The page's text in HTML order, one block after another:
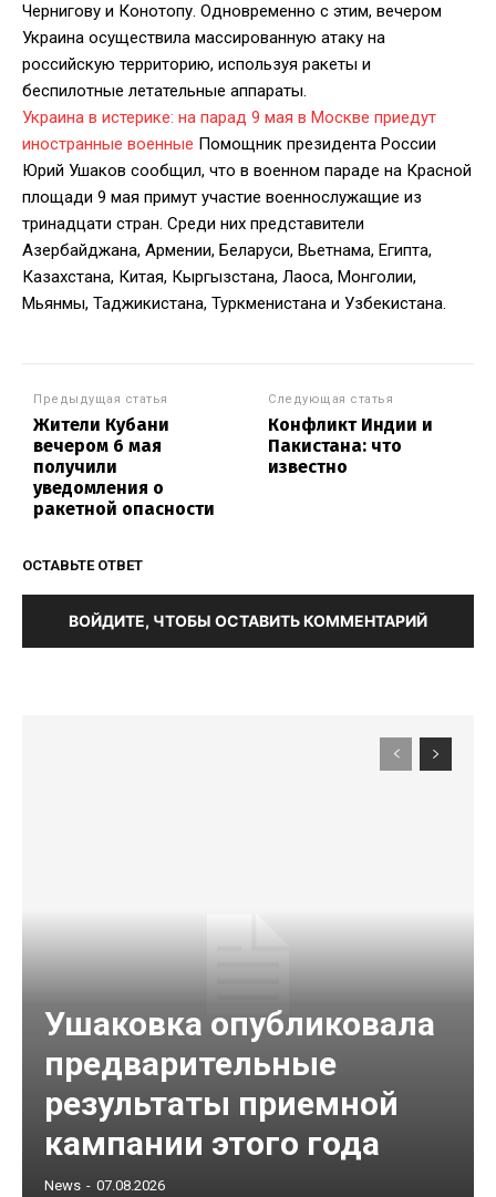
Чернигову и Конотопу. Одновременно с этим, вечером
Украина осуществила массированную атаку на
российскую территорию, используя ракеты и
беспилотные летательные аппараты.
Украина в истерике: на парад 9 мая в Москве приедут
иностранные военные Помощник президента России
Юрий Ушаков сообщил, что в военном параде на Красной
площади 9 мая примут участие военнослужащие из
тринадцати стран. Среди них представители
Азербайджана, Армении, Беларуси, Вьетнама, Египта,
Казахстана, Китая, Кыргызстана, Лаоса, Монголии,
Мьянмы, Таджикистана, Туркменистана и Узбекистана.
Предыдущая статья
Жители Кубани
вечером 6 мая
получили
уведомления о
ракетной опасности
Следующая статья
Конфликт Индии и
Пакистана: что
известно
ОСТАВЬТЕ ОТВЕТ
ВОЙДИТЕ, ЧТОБЫ ОСТАВИТЬ КОММЕНТАРИЙ
Ушаковка опубликовала
предварительные
результаты приемной
кампании этого года
News - 07.08.2026